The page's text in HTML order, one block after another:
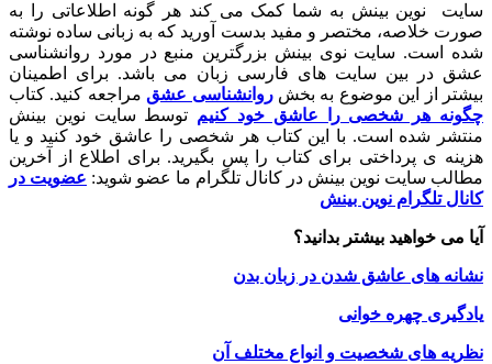
سایت نوین بینش به شما کمک می کند هر گونه اطلاعاتی را به
صورت خلاصه، مختصر و مفید بدست آورید که به زبانی ساده نوشته
شده است. سایت نوی بینش بزرگترین منبع در مورد روانشناسی
عشق در بین سایت های فارسی زبان می باشد. برای اطمینان
بیشتر از این موضوع به بخش روانشناسی عشقمراجعه کنید. کتاب
چگونه هر شخصی را عاشق خود کنیم توسط سایت نوین بینش
منتشر شده است. با این کتاب هر شخصی را عاشق خود کنید و یا
هزینه ی پرداختی برای کتاب را پس بگیرید. برای اطلاع از آخرین
مطالب سایت نوین بینش در کانال تلگرام ما عضو شوید: عضویت در
کانال تلگرام نوین بینش
آیا می خواهید بیشتر بدانید؟
نشانه های عاشق شدن در زبان بدن
یادگیری چهره خوانی
نظریه های شخصیت و انواع مختلف آن